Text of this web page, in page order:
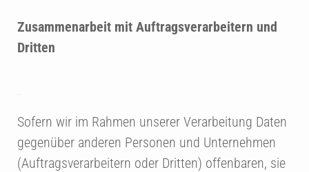
Zusammenarbeit mit Auftragsverarbeitern und
Dritten
Sofern wir im Rahmen unserer Verarbeitung Daten
gegenüber anderen Personen und Unternehmen
(Auftragsverarbeitern oder Dritten) offenbaren, sie